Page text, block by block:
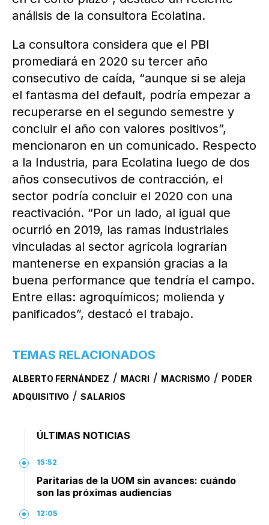
análisis de la consultora Ecolatina.
La consultora considera que el PBI
promediará en 2020 su tercer año
consecutivo de caída, “aunque si se aleja
el fantasma del default, podría empezar a
recuperarse en el segundo semestre y
concluir el año con valores positivos”,
mencionaron en un comunicado. Respecto
a la Industria, para Ecolatina luego de dos
años consecutivos de contracción, el
sector podría concluir el 2020 con una
reactivación. “Por un lado, al igual que
ocurrió en 2019, las ramas industriales
vinculadas al sector agrícola lograrían
mantenerse en expansión gracias a la
buena performance que tendría el campo.
Entre ellas: agroquímicos; molienda y
panificados”, destacó el trabajo.
TEMAS RELACIONADOS
ALBERTO FERNÁNDEZ / MACRI / MACRISMO / PODER
ADQUISITIVO / SALARIOS
ÚLTIMAS NOTICIAS
15:52
Paritarias de la UOM sin avances: cuándo
son las próximas audiencias
12:05